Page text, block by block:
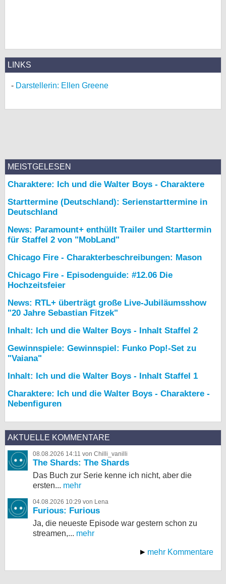
LINKS
Darstellerin: Ellen Greene
MEISTGELESEN
Charaktere: Ich und die Walter Boys - Charaktere
Starttermine (Deutschland): Serienstarttermine in
Deutschland
News: Paramount+ enthüllt Trailer und Starttermin
für Staffel 2 von "MobLand"
Chicago Fire - Charakterbeschreibungen: Mason
Chicago Fire - Episodenguide: #12.06 Die
Hochzeitsfeier
News: RTL+ überträgt große Live-Jubiläumsshow
"20 Jahre Sebastian Fitzek"
Inhalt: Ich und die Walter Boys - Inhalt Staffel 2
Gewinnspiele: Gewinnspiel: Funko Pop!-Set zu
"Vaiana"
Inhalt: Ich und die Walter Boys - Inhalt Staffel 1
Charaktere: Ich und die Walter Boys - Charaktere -
Nebenfiguren
AKTUELLE KOMMENTARE
08.08.2026 14:11 von Chilli_vanilli
The Shards: The Shards
Das Buch zur Serie kenne ich nicht, aber die
ersten... mehr
04.08.2026 10:29 von Lena
Furious: Furious
Ja, die neueste Episode war gestern schon zu
streamen,... mehr
mehr Kommentare